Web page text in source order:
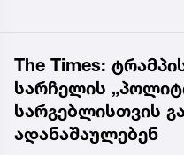
The Times:
სარჩელის
სარგებლისთვის
ადანაშაულებენ